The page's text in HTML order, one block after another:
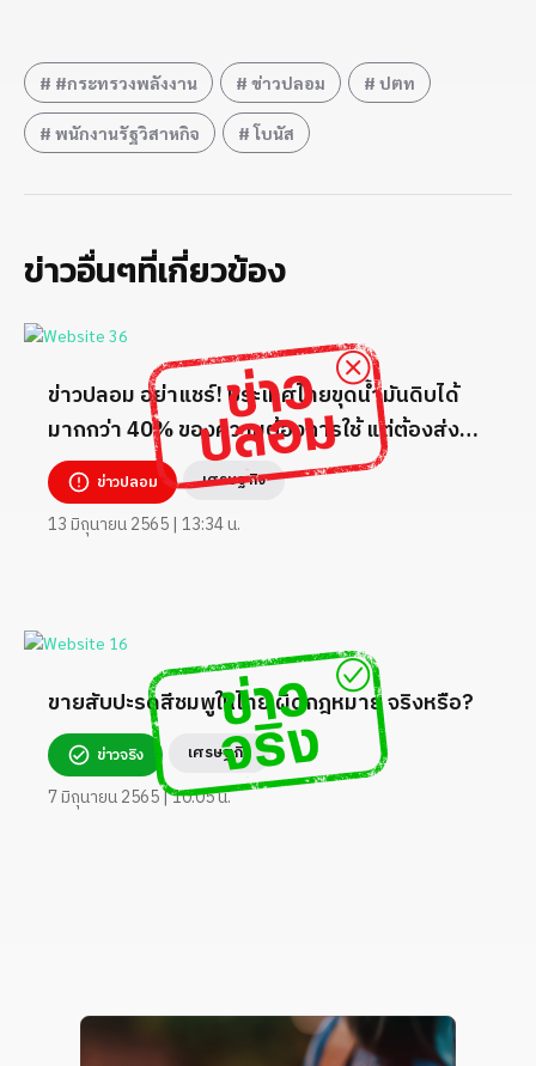
#กระทรวงพลังงาน ข่าวปลอม ปตท
พนักงานรัฐวิสาหกิจ โบนัส
ข่าวอื่นๆที่เกี่ยวข้อง
ข่าวปลอม อย่าแชร์! ประเทศไทยขุดน้ำมันดิบได้
มากกว่า 40% ของความต้องการใช้ แต่ต้องส่ง
ออกเพราะไม่มีคลังเก็บน้ำมันที่กลั่นเกิน
ข่าวปลอม เศรษฐกิจ
13 มิถุนายน 2565 | 13:34 น.
ขายสับปะรดสีชมพูในไทย ผิดกฎหมาย จริงหรือ?
ข่าวจริง เศรษฐกิจ
7 มิถุนายน 2565 | 10:05 น.